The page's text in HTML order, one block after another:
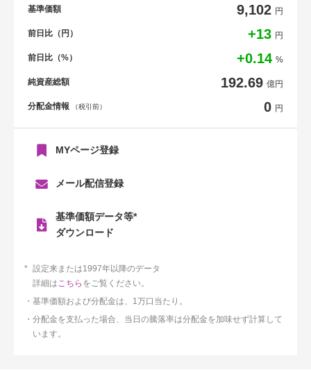
基準価額 9,102 円
前日比（円） +13 円
前日比（%） +0.14 %
純資産総額 192.69 億円
分配金情報 （税引前） 0 円
MYページ登録
メール配信登録
基準価額データ等*
ダウンロード
設定来または1997年以降のデータ
詳細はこちら をご覧ください。
基準価額および分配金は、1万口当たり。
分配金を支払った場合、当日の騰落率は分配金を加味せず計算して
います。